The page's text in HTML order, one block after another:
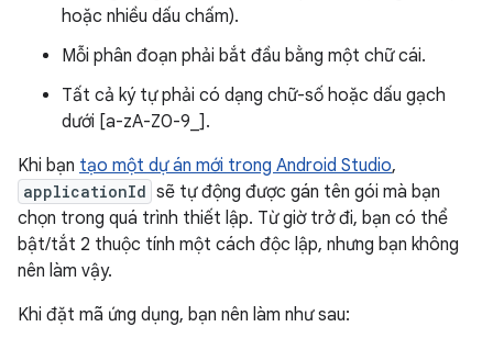
hoặc nhiều dấu chấm).
Mỗi phân đoạn phải bắt đầu bằng một chữ cái.
Tất cả ký tự phải có dạng chữ-số hoặc dấu gạch
dưới [a-zA-Z0-9_].
Khi bạn tạo một dự án mới trong Android Studio,
applicationId sẽ tự động được gán tên gói mà bạn
chọn trong quá trình thiết lập. Từ giờ trở đi, bạn có thể
bật/tắt 2 thuộc tính một cách độc lập, nhưng bạn không
nên làm vậy.
Khi đặt mã ứng dụng, bạn nên làm như sau: